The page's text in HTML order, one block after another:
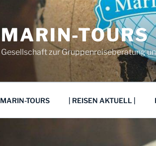
MARIN-TOURS
Gesellschaft zur Gruppenreiseberatung
MARIN-TOURS | REISEN AKTUELL |